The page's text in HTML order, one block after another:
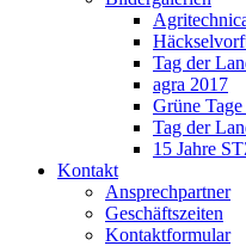
Tag der
agra 2017
Grüne
Tag der
15 Jahre
Kontakt
Ansprechpartner
Geschäftszeiten
Kontaktformular